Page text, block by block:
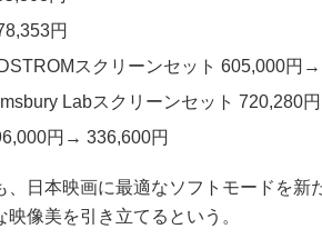
円
スクリーンセット 605,000円→
Labスクリーンセット 720,280
円→ 336,600円
、日本映画に最適なソフトモードを新
像美を引き立てるという。